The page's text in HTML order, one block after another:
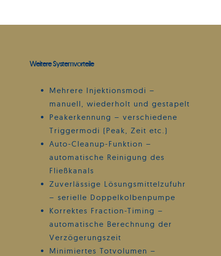
Weitere Systemvorteile
Mehrere Injektionsmodi –
manuell, wiederholt und gestapelt
Peakerkennung – verschiedene
Triggermodi (Peak, Zeit etc.)
Auto-Cleanup-Funktion –
automatische Reinigung des
Fließkanals
Zuverlässige Lösungsmittelzufuhr
– serielle Doppelkolbenpumpe
Korrektes Fraction-Timing –
automatische Berechnung der
Verzögerungszeit
Minimiertes Totvolumen –